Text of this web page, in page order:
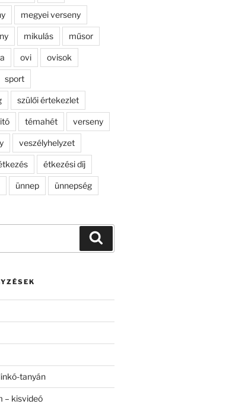
megyei verseny
mikulás műsor
ovi ovisok
sport
szülői értekezlet
témahét verseny
veszélyhelyzet
étkezési díj
ünnep ünnepség
tanyán
– kisvideó